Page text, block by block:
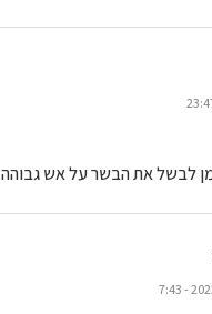
לבשל את הבשר על אש גבוהה